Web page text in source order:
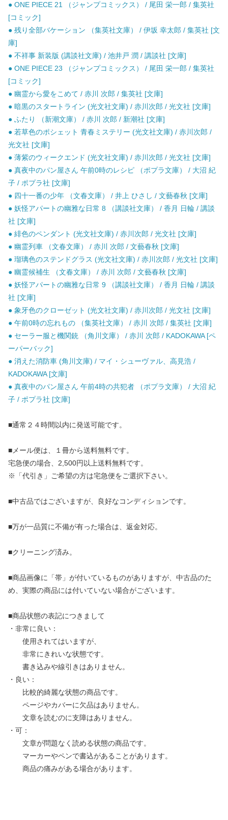
● ONE PIECE 21 （ジャンプコミックス） / 尾田 栄一郎 / 集英社
[コミック]
● 残り全部バケーション （集英社文庫） / 伊坂 幸太郎 / 集英社 [文
庫]
● 不祥事 新装版 (講談社文庫) / 池井戸 潤 / 講談社 [文庫]
● ONE PIECE 23 （ジャンプコミックス） / 尾田 栄一郎 / 集英社
[コミック]
● 幽霊から愛をこめて / 赤川 次郎 / 集英社 [文庫]
● 暗黒のスタートライン (光文社文庫) / 赤川次郎 / 光文社 [文庫]
● ふたり （新潮文庫） / 赤川 次郎 / 新潮社 [文庫]
● 若草色のポシェット 青春ミステリー (光文社文庫) / 赤川次郎 /
光文社 [文庫]
● 薄紫のウィークエンド (光文社文庫) / 赤川次郎 / 光文社 [文庫]
● 真夜中のパン屋さん 午前0時のレシピ （ポプラ文庫） / 大沼 紀
子 / ポプラ社 [文庫]
● 四十一番の少年 （文春文庫） / 井上 ひさし / 文藝春秋 [文庫]
● 妖怪アパートの幽雅な日常 8 （講談社文庫） / 香月 日輪 / 講談
社 [文庫]
● 緋色のペンダント (光文社文庫) / 赤川次郎 / 光文社 [文庫]
● 幽霊列車 （文春文庫） / 赤川 次郎 / 文藝春秋 [文庫]
● 瑠璃色のステンドグラス (光文社文庫) / 赤川次郎 / 光文社 [文庫]
● 幽霊候補生 （文春文庫） / 赤川 次郎 / 文藝春秋 [文庫]
● 妖怪アパートの幽雅な日常 9 （講談社文庫） / 香月 日輪 / 講談
社 [文庫]
● 象牙色のクローゼット (光文社文庫) / 赤川次郎 / 光文社 [文庫]
● 午前0時の忘れもの （集英社文庫） / 赤川 次郎 / 集英社 [文庫]
● セーラー服と機関銃 （角川文庫） / 赤川 次郎 / KADOKAWA [ペ
ーパーバック]
● 消えた消防車 (角川文庫) / マイ・シューヴァル、高見浩 /
KADOKAWA [文庫]
● 真夜中のパン屋さん 午前4時の共犯者 （ポプラ文庫） / 大沼 紀
子 / ポプラ社 [文庫]
■通常２４時間以内に発送可能です。
■メール便は、１冊から送料無料です。
宅急便の場合、2,500円以上送料無料です。
※「代引き」ご希望の方は宅急便をご選択下さい。
■中古品ではございますが、良好なコンディションです。
■万が一品質に不備が有った場合は、返金対応。
■クリーニング済み。
■商品画像に「帯」が付いているものがありますが、中古品のた
め、実際の商品には付いていない場合がございます。
■商品状態の表記につきまして
・非常に良い：
使用されてはいますが、
非常にきれいな状態です。
書き込みや線引きはありません。
・良い：
比較的綺麗な状態の商品です。
ページやカバーに欠品はありません。
文章を読むのに支障はありません。
・可：
文章が問題なく読める状態の商品です。
マーカーやペンで書込があることがあります。
商品の痛みがある場合があります。